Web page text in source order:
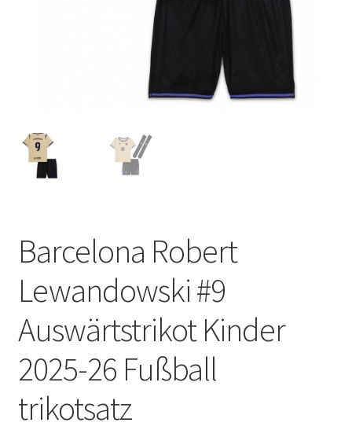
Barcelona Robert
Lewandowski #9
Auswärtstrikot Kinder
2025-26 Fußball
trikotsatz